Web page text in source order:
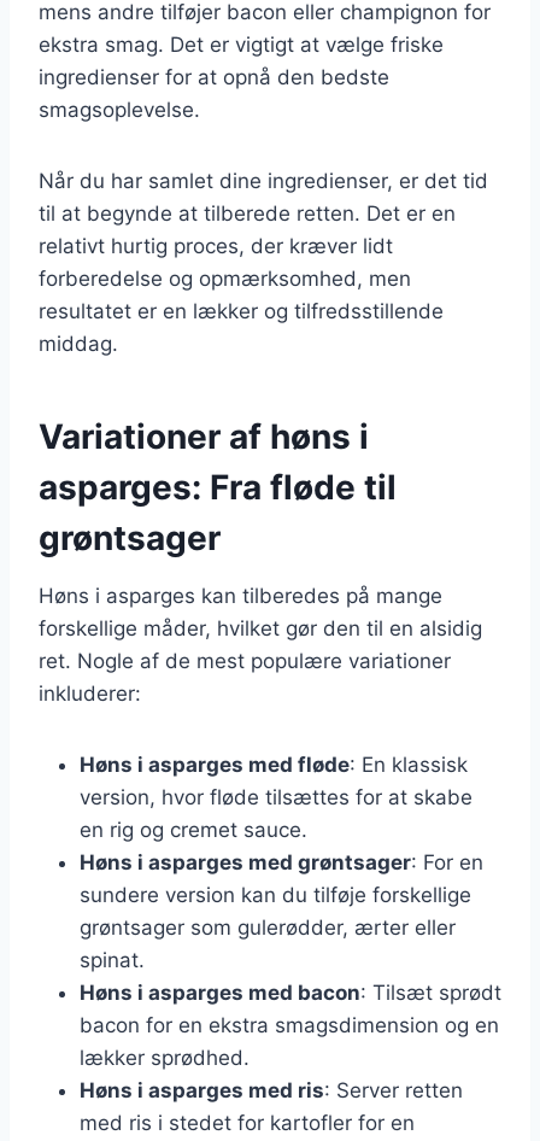
mens andre tilføjer bacon eller champignon for
ekstra smag. Det er vigtigt at vælge friske
ingredienser for at opnå den bedste
smagsoplevelse.
Når du har samlet dine ingredienser, er det tid
til at begynde at tilberede retten. Det er en
relativt hurtig proces, der kræver lidt
forberedelse og opmærksomhed, men
resultatet er en lækker og tilfredsstillende
middag.
Variationer af høns i
asparges: Fra fløde til
grøntsager
Høns i asparges kan tilberedes på mange
forskellige måder, hvilket gør den til en alsidig
ret. Nogle af de mest populære variationer
inkluderer:
Høns i asparges med fløde: En klassisk
version, hvor fløde tilsættes for at skabe
en rig og cremet sauce.
Høns i asparges med grøntsager: For en
sundere version kan du tilføje forskellige
grøntsager som gulerødder, ærter eller
spinat.
Høns i asparges med bacon: Tilsæt sprødt
bacon for en ekstra smagsdimension og en
lækker sprødhed.
Høns i asparges med ris: Server retten
med ris i stedet for kartofler for en